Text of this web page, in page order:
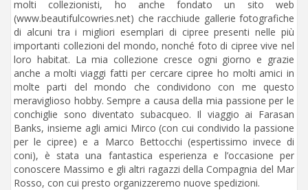
molti collezionisti, ho anche fondato un sito web
(www.beautifulcowries.net) che racchiude gallerie fotografiche
di alcuni tra i migliori esemplari di cipree presenti nelle più
importanti collezioni del mondo, nonché foto di cipree vive nel
loro habitat. La mia collezione cresce ogni giorno e grazie
anche a molti viaggi fatti per cercare cipree ho molti amici in
molte parti del mondo che condividono con me questo
meraviglioso hobby. Sempre a causa della mia passione per le
conchiglie sono diventato subacqueo. Il viaggio ai Farasan
Banks, insieme agli amici Mirco (con cui condivido la passione
per le cipree) e a Marco Bettocchi (espertissimo invece di
coni), è stata una fantastica esperienza e l’occasione per
conoscere Massimo e gli altri ragazzi della Compagnia del Mar
Rosso, con cui presto organizzeremo nuove spedizioni.